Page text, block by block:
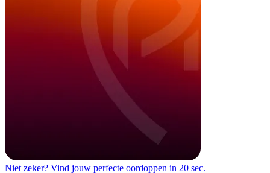
Niet zeker? Vind jouw perfecte oordoppen in 20 sec.